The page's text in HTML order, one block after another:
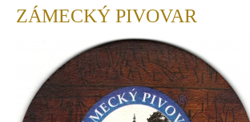
ZÁMECKÝ PIVOVAR